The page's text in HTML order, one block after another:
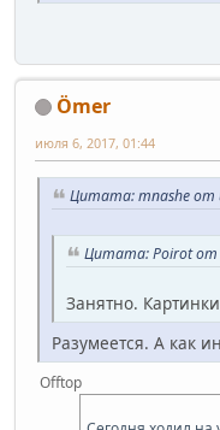
Ömer
июля 6, 2017, 01:44
Цитата: mnashe от
Цитата: Poirot от
Занятно.
Разумеется. А как
Offtop